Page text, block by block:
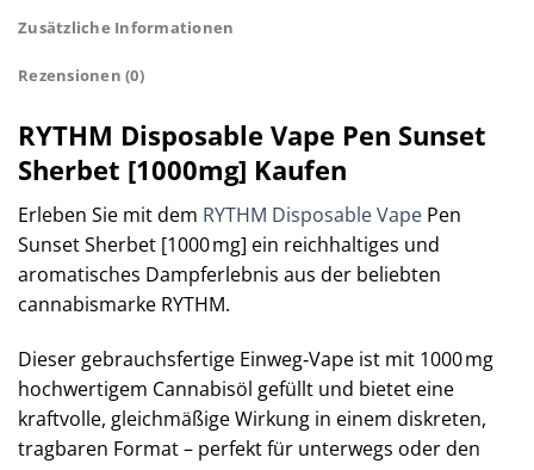
Zusätzliche Informationen
Rezensionen (0)
RYTHM Disposable Vape Pen Sunset
Sherbet [1000mg] Kaufen
Erleben Sie mit dem RYTHM Disposable Vape Pen
Sunset Sherbet [1000 mg] ein reichhaltiges und
aromatisches Dampferlebnis aus der beliebten
cannabismarke RYTHM.
Dieser gebrauchsfertige Einweg‑Vape ist mit 1000 mg
hochwertigem Cannabisöl gefüllt und bietet eine
kraftvolle, gleichmäßige Wirkung in einem diskreten,
tragbaren Format – perfekt für unterwegs oder den